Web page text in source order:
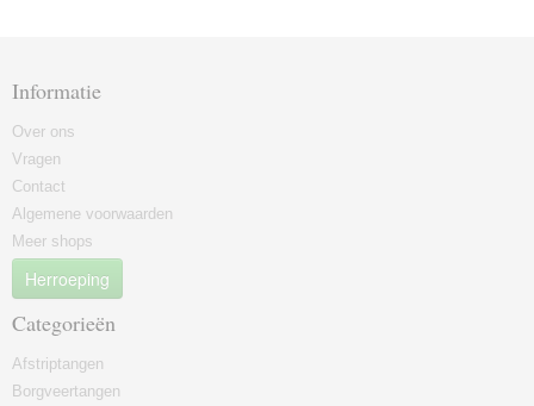
Informatie
Over ons
Vragen
Contact
Algemene voorwaarden
Meer shops
Herroeping
Categorieën
Afstriptangen
Borgveertangen